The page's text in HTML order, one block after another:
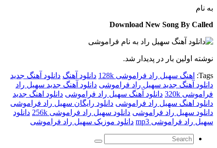
به نام
Download New Song By Called
نوشته اولین بار در پدیدار شد.
Tags: اهنگ سهیل راد فراموشی 128k دانلود آهنگ دانلود آهنگ جدید
دانلود آهنگ جدید سهیل راد فراموشی دانلود آهنگ جدید سهیل راد
فراموشی 320k
دانلود آهنگ سهیل راد فراموشی دانلود اهنگ جدید
دانلود اهنگ سهیل راد فراموشی دانلود رایگان سهیل راد فراموشی
دانلود سهیل راد فراموشی دانلود سهیل راد فراموشی 256k
دانلود
سهیل راد فراموشی mp3
دانلود موزیک سهیل راد فراموشی